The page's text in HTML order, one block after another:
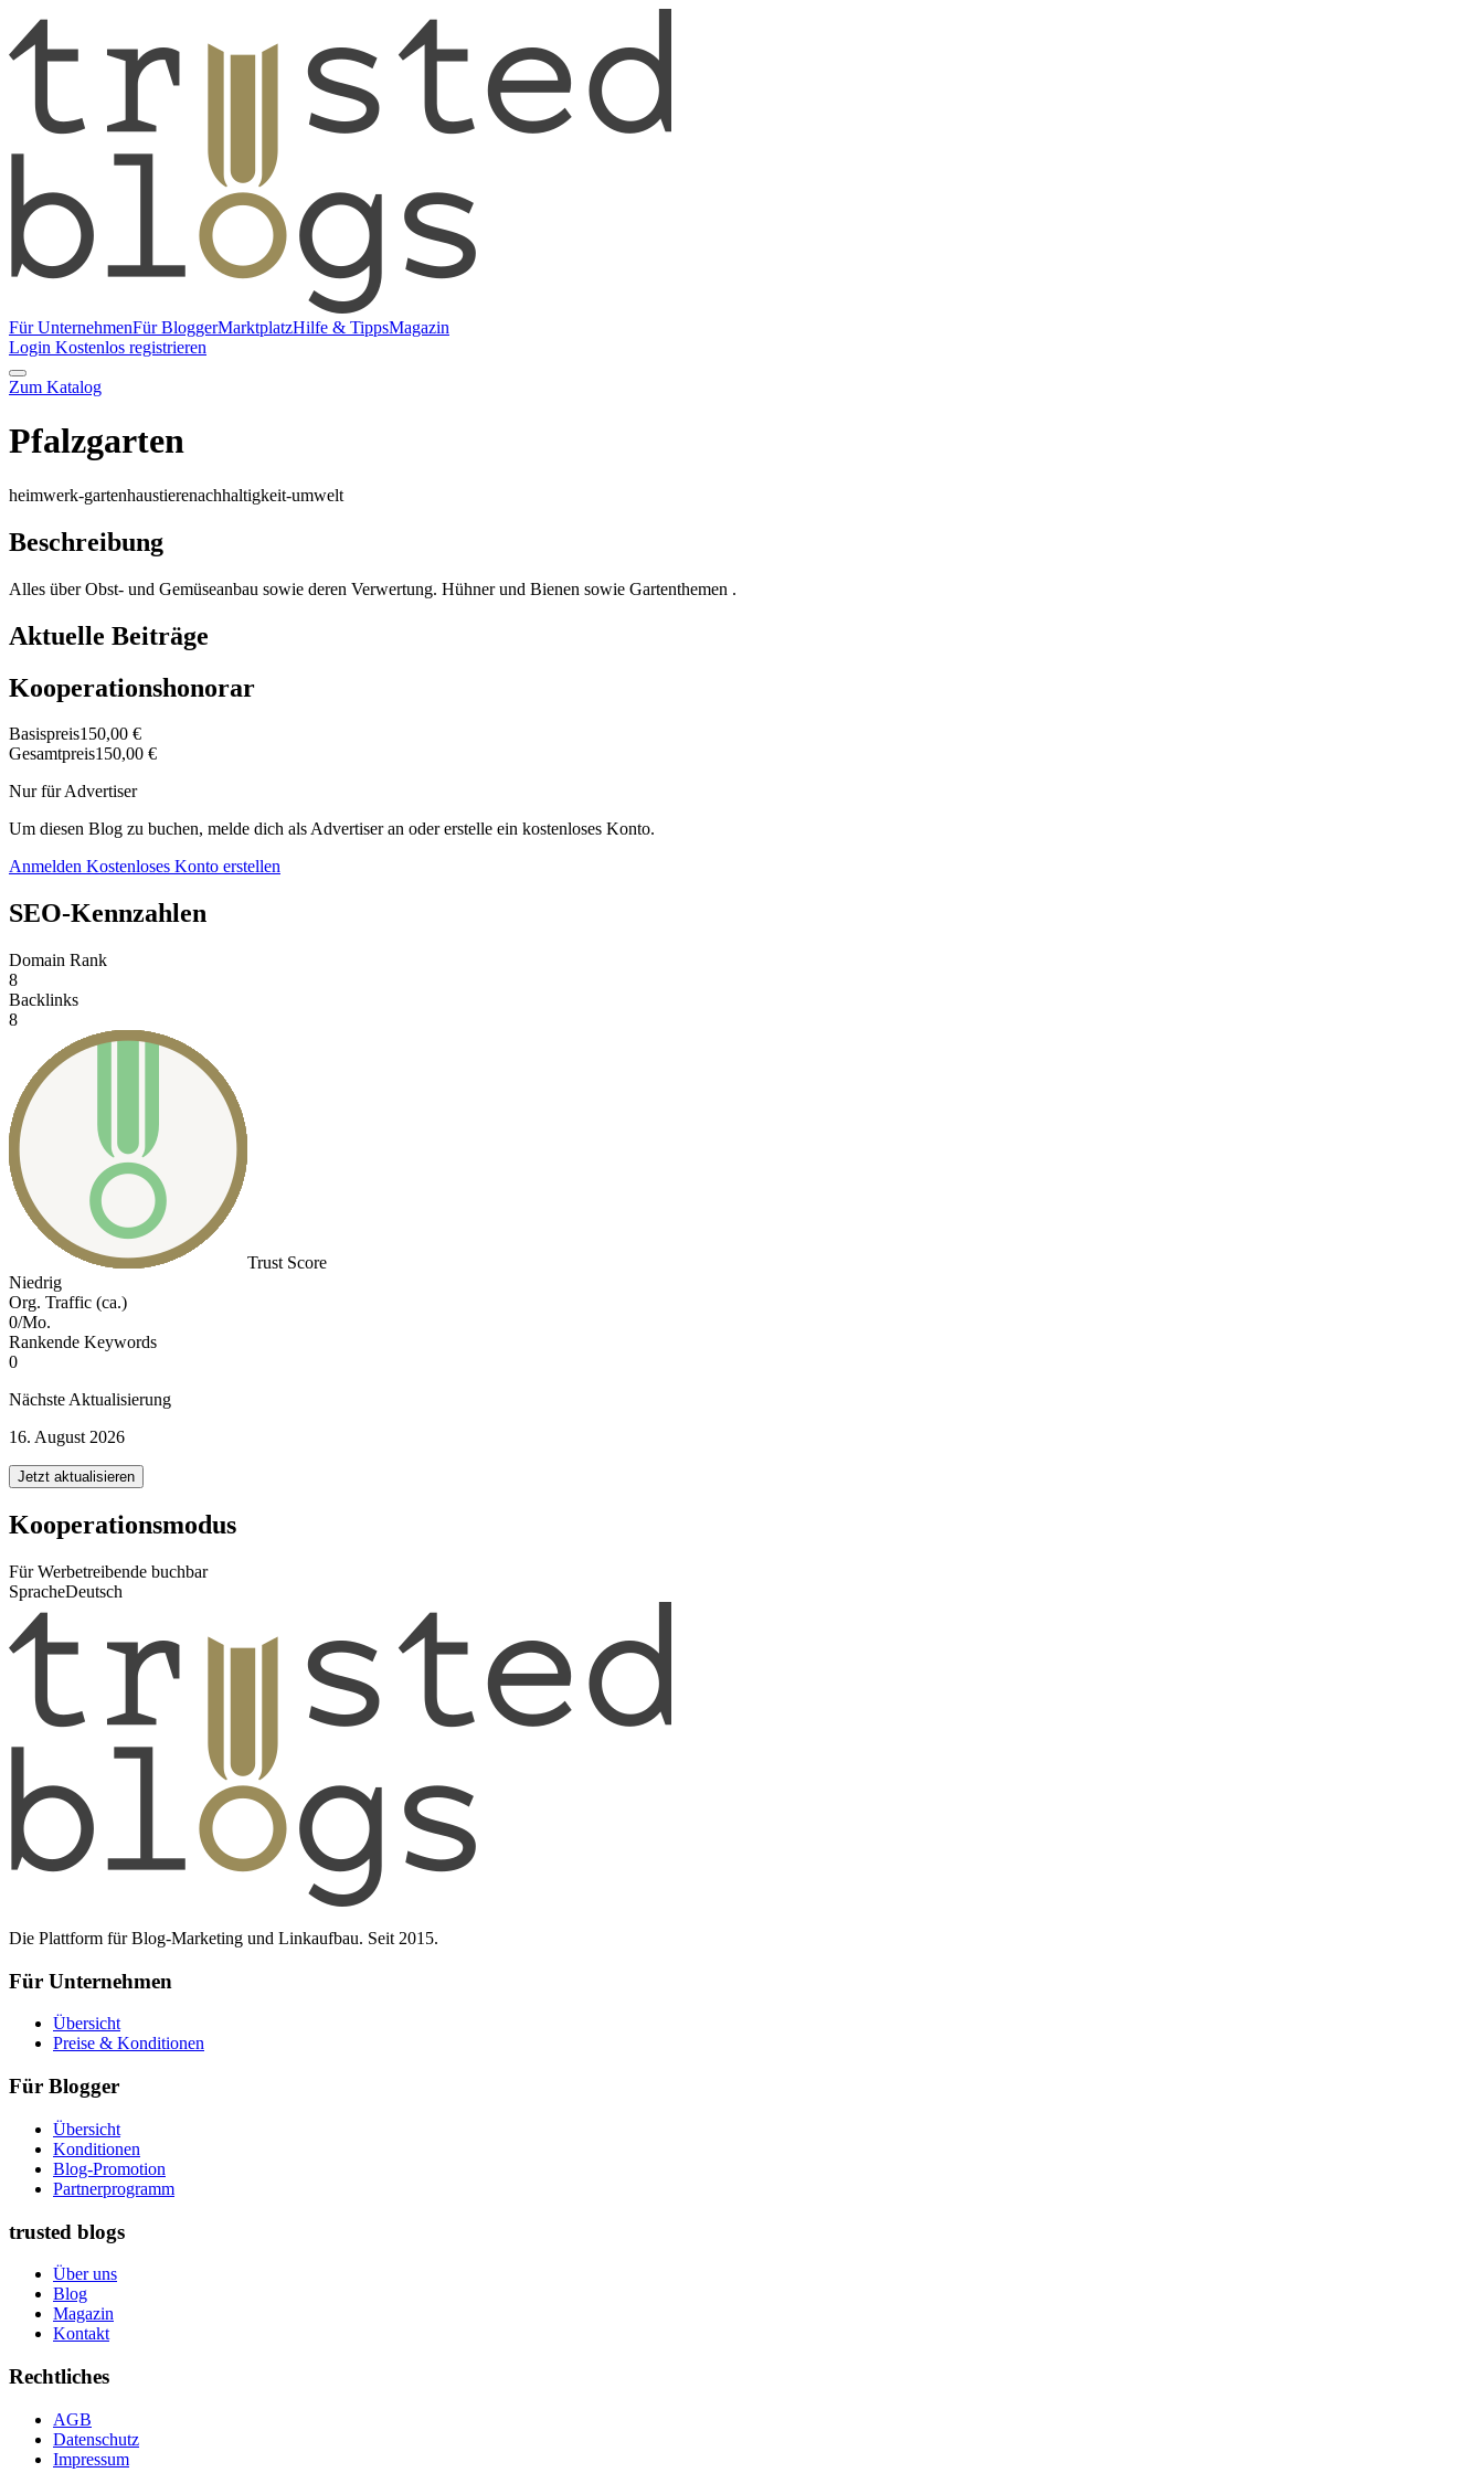
Für UnternehmenFür BloggerMarktplatzHilfe & TippsMagazin
Login Kostenlos registrieren
Zum Katalog
Pfalzgarten
heimwerk-gartenhaustierenachhaltigkeit-umwelt
Beschreibung
Alles über Obst- und Gemüseanbau sowie deren Verwertung. Hühner und Bienen sowie Gartenthemen .
Aktuelle Beiträge
Kooperationshonorar
Basispreis150,00 €
Gesamtpreis150,00 €
Nur für Advertiser
Um diesen Blog zu buchen, melde dich als Advertiser an oder erstelle ein kostenloses Konto.
Anmelden Kostenloses Konto erstellen
SEO-Kennzahlen
Domain Rank
8
Backlinks
8
Trust Score
Niedrig
Org. Traffic (ca.)
0/Mo.
Rankende Keywords
0
Nächste Aktualisierung
16. August 2026
Jetzt aktualisieren
Kooperationsmodus
Für Werbetreibende buchbar
SpracheDeutsch
Die Plattform für Blog-Marketing und Linkaufbau. Seit 2015.
Für Unternehmen
Übersicht
Preise & Konditionen
Für Blogger
Übersicht
Konditionen
Blog-Promotion
Partnerprogramm
trusted blogs
Über uns
Blog
Magazin
Kontakt
Rechtliches
AGB
Datenschutz
Impressum